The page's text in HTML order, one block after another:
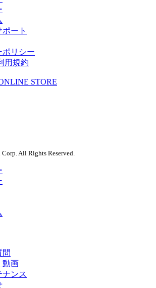
ート
ポリシー
用規約
STORE
All Rights Reserved.
問
動画
ナンス